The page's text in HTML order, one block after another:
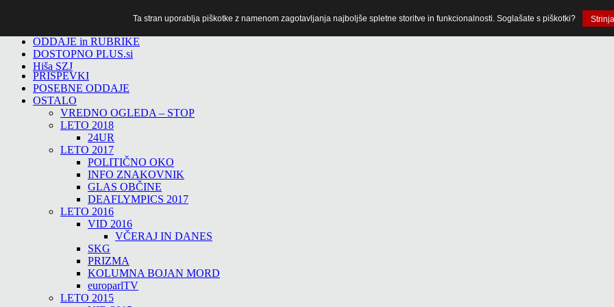
ODDAJE in RUBRIKE
DOSTOPNO PLUS.si
Hiša SZJ
PRISPEVKI
POSEBNE ODDAJE
OSTALO
VREDNO OGLEDA – STOP
LETO 2018
24UR
LETO 2017
POLITIČNO OKO
INFO ZNAKOVNIK
GLAS OBČINE
DEAFLYMPICS 2017
LETO 2016
VID 2016
VČERAJ IN DANES
SKG
PRIZMA
KOLUMNA BOJAN MORD
europarlTV
LETO 2015
Ta stran uporablja piškotke z namenom zagotavljanja najboljše spletne storitve in funkcionalnosti. Soglašate s piškotki?